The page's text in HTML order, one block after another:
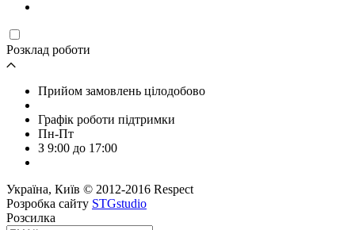
Розклад роботи
Прийом замовлень цілодобово
Графік роботи підтримки
Пн-Пт
З 9:00 до 17:00
Україна, Київ © 2012-2016 Respect
Розробка сайту STGstudio
Розсилка